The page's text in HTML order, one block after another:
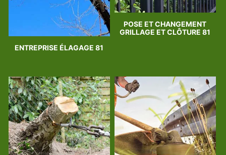
ENTREPRISE ÉLAGAGE 81
POSE ET CHANGEMENT
GRILLAGE ET CLÔTURE 81